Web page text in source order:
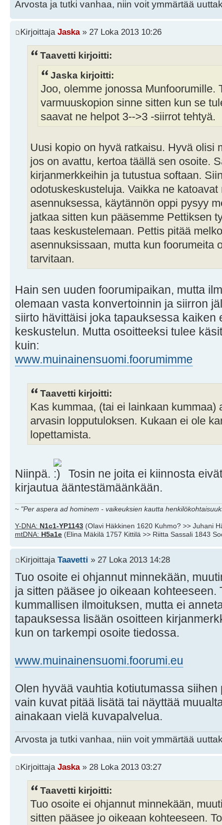
Arvosta ja tutki vanhaa, niin voit ymmärtää
Kirjoittaja Jaska» 27 Loka 2013 10:26
Taavetti kirjoitti:
Jaska kirjoitti:
Joo, olemme jonossa Munfoorumille.
varmuuskopion sinne sitten kun se
saavat ne helpot 3-->3 -siirrot tehtyä.
Uusi kopio on hyvä ratkaisu. Hyvä olisi
jos on avattu, kertoa täällä sen osoite.
kirjanmerkkeihin ja tutustua softaan.
odotuskeskusteluja. Vaikka ne
asennuksessa, käytännön oppi pysyy
jatkaa sitten kun pääsemme Pettiksen
taas keskustelemaan. Pettis pitää
asennuksissaan, mutta kun foorumeita
tarvitaan.
Hain sen uuden foorumipaikan, mutta
olemaan vasta konvertoinnin ja siirron
siirto hävittäisi joka tapauksessa kaiken
keskustelun. Mutta osoitteeksi tulee
kuin:
www.muinainensuomi.foorumimme
Taavetti kirjoitti:
Kas kummaa, (tai ei lainkaan
arvasin lopputuloksen. Kukaan ei ole
lopettamista.
Niinpä.
Tosin ne joita ei kiinnosta
kirjautua ääntestämäänkään.
~ "Per aspera ad hominem - vaikeuksien kautta
Y-DNA: N1c1-YP1143 (Olavi Häkkinen 1620 Kuhmo? >> Juhani
mtDNA: H5a1e (Elina Mäkilä 1757 Kittilä >> Riitta Sassali 1843
Kirjoittaja Taavetti » 27 Loka 2013 14:28
Tuo osoite ei ohjannut minnekään,
ja sitten pääsee jo oikeaan kohteeseen.
kummallisen ilmoituksen, mutta ei
tapauksessa lisään osoitteen
kun on tarkempi osoite tiedossa.
www.muinainensuomi.foorumi.eu
Olen hyvää vauhtia kotiutumassa
vain kuvat pitää lisätä tai näyttää
ainakaan vielä kuvapalvelua.
Arvosta ja tutki vanhaa, niin voit ymmärtää
Kirjoittaja Jaska» 28 Loka 2013 03:27
Taavetti kirjoitti:
Tuo osoite ei ohjannut minnekään,
sitten pääsee jo oikeaan kohteeseen.